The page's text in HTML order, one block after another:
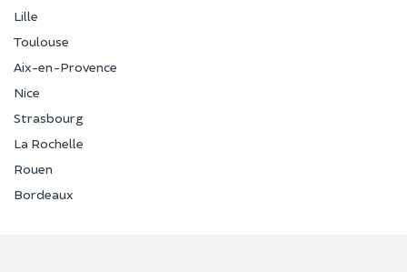
Lille
Toulouse
Aix-en-Provence
Nice
Strasbourg
La Rochelle
Rouen
Bordeaux